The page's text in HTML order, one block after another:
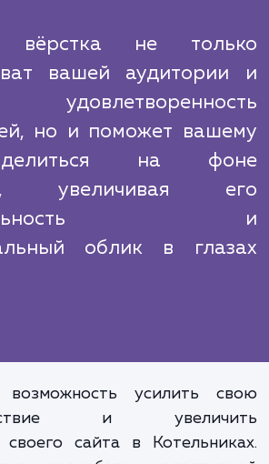
в области веб-
свои навыки и знания.
что конкуренция в
деталь может
наша задача – не
"работоспособным" на
но и выделить его на
сделать максимально
вёрстка не
вашей